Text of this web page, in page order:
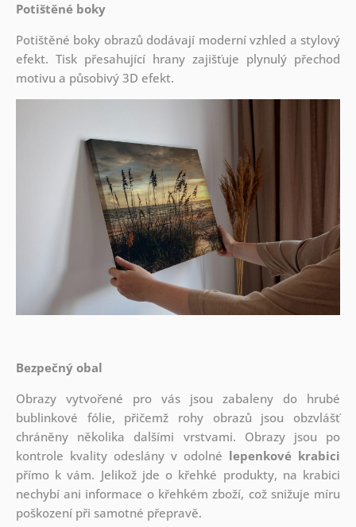
Potištěné boky
Potištěné boky obrazů dodávají moderní vzhled a stylový
efekt. Tisk přesahující hrany zajišťuje plynulý přechod
motivu a působivý 3D efekt.
Bezpečný obal
Obrazy vytvořené pro vás jsou zabaleny do hrubé
bublinkové fólie, přičemž rohy obrazů jsou obzvlášť
chráněny několika dalšími vrstvami. Obrazy jsou po
kontrole kvality odeslány v odolné lepenkové krabici
přímo k vám. Jelikož jde o křehké produkty, na krabici
nechybí ani informace o křehkém zboží, což snižuje míru
poškození při samotné přepravě.